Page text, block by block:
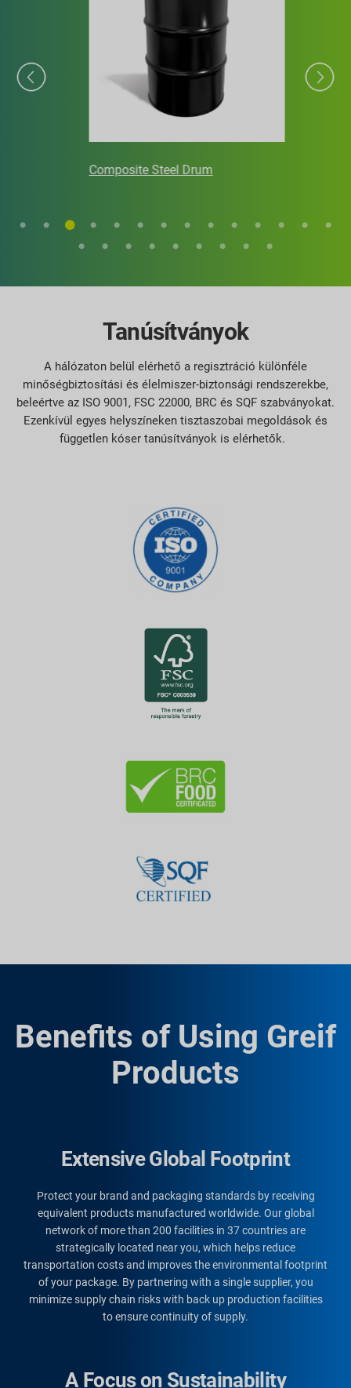
Composite Steel Drum
Tanúsítványok
A hálózaton belül elérhető a regisztráció különféle
minőségbiztosítási és élelmiszer-biztonsági rendszerekbe,
beleértve az ISO 9001, FSC 22000, BRC és SQF szabványokat.
Ezenkívül egyes helyszíneken tisztaszobai megoldások és
független kóser tanúsítványok is elérhetők.
Benefits of Using Greif
Products
Extensive Global Footprint
Protect your brand and packaging standards by receiving
equivalent products manufactured worldwide. Our global
network of more than 200 facilities in 37 countries are
strategically located near you, which helps reduce
transportation costs and improves the environmental footprint
of your package. By partnering with a single supplier, you
minimize supply chain risks with back up production facilities
to ensure continuity of supply.
A Focus on Sustainability